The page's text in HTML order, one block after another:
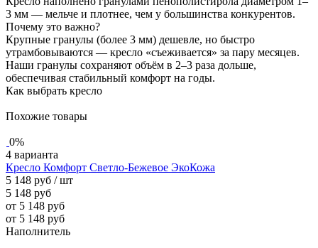
3 мм — мельче и плотнее, чем у большинства конкурентов.
Почему это важно?
Крупные гранулы (более 3 мм) дешевле, но быстро
утрамбовываются — кресло «съеживается» за пару месяцев.
Наши гранулы сохраняют объём в 2–3 раза дольше,
обеспечивая стабильный комфорт на годы.
Как выбрать кресло
Похожие товары
0%
4 варианта
Кресло Комфорт Светло-Бежевое ЭкоКожа
5 148 руб / шт
5 148 руб
от 5 148 руб
от 5 148 руб
Наполнитель